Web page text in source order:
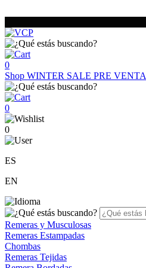
0
Shop WINTER SALE PRE VENTA
0
0
ES
EN
Remeras y Musculosas
Remeras Estampadas
Chombas
Remeras Tejidas